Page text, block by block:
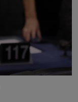
Flickr
Embed
Embed